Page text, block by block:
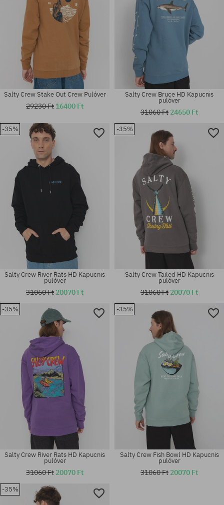
Elérhető méretek:
Elérhető méretek:
Elérhető méretek:
Salty Crew Stake Out Crew Pulóver
29230 Ft 16400 Ft
Elérhető méretek:
Salty Crew Bruce HD Kapucnis
pulóver
31060 Ft 24650 Ft
-35%
Elérhető méretek:
Salty Crew River Rats HD Kapucnis
pulóver
31060 Ft 20070 Ft
-35%
Salty Crew Tailed HD Kapucnis
pulóver
31060 Ft 20070 Ft
-35%
Salty Crew River Rats HD Kapucnis
pulóver
31060 Ft 20070 Ft
-35%
Salty Crew Fish Bowl HD Kapucnis
pulóver
31060 Ft 20070 Ft
-35%